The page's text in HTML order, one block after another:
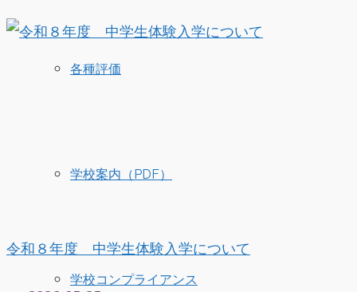
各種評価
学校案内（PDF）
学校コンプライアンス
令和８年度 中学生体験入学について